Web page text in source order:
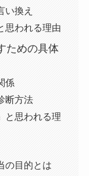
い換え
思われる理由
ための具体
係
断方法
と思われる理
の目的とは